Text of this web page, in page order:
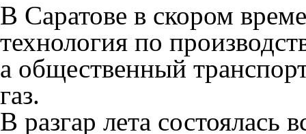
В Саратове в скором
технология по
а общественный
газ.
В разгар лета